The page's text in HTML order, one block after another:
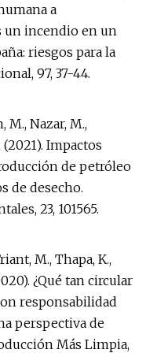
a
un incendio en un
riesgos para la
97, 37-44.
M., Nazar, M.,
(2021). Impactos
de petróleo
de desecho.
23, 101565.
M., Thapa, K.,
¿Qué tan circular
responsabilidad
perspectiva de
Más Limpia,